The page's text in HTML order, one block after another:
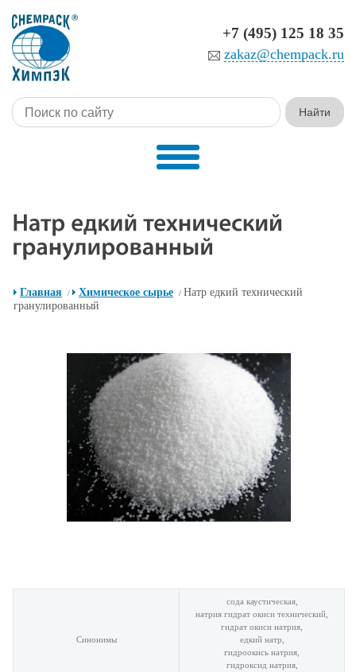
+7 (495) 125 18 35
zakaz@chempack.ru
Главная / Химическое сырье / Натр едкий технический
гранулированный
Синонимы
сода каустическая,
натрия гидрат окиси технический,
гидрат окиси натрия,
едкий натр,
гидроокись натрия,
гидроксид натрия,